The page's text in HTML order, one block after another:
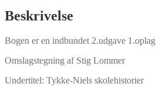
antal
Beskrivelse
Bogen er en indbundet 2.udgave 1.oplag
Omslagstegning af Stig Lommer
Undertitel: Tykke-Niels skolehistorier